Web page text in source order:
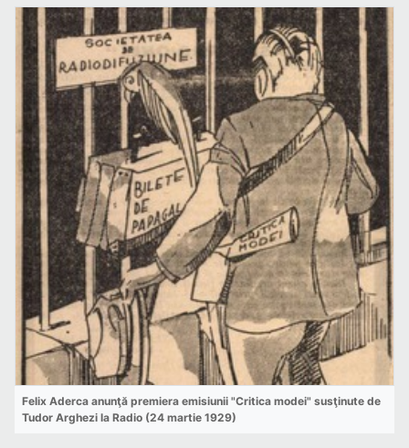
Felix Aderca anunţă premiera emisiunii "Critica modei" susţinute de
Tudor Arghezi la Radio (24 martie 1929)